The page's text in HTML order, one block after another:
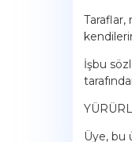
Taraflar,
İşbu
Üye, bu